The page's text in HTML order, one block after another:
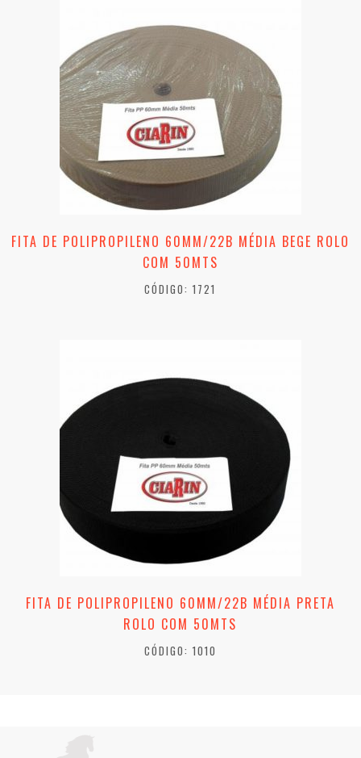
FITA DE POLIPROPILENO 60MM/22B MÉDIA BEGE ROLO
COM 50MTS
CÓDIGO: 1721
FITA DE POLIPROPILENO 60MM/22B MÉDIA PRETA
ROLO COM 50MTS
CÓDIGO: 1010